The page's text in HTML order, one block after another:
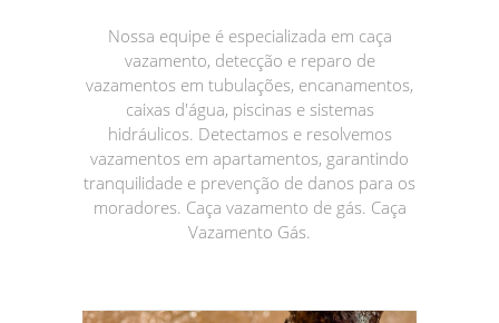
Nossa equipe é especializada em caça
vazamento, detecção e reparo de
vazamentos em tubulações, encanamentos,
caixas d'água, piscinas e sistemas
hidráulicos. Detectamos e resolvemos
vazamentos em apartamentos, garantindo
tranquilidade e prevenção de danos para os
moradores. Caça vazamento de gás. Caça
Vazamento Gás.